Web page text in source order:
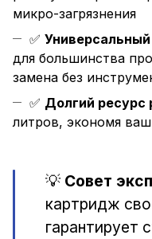
микро-загрязнения
✅
для большинства
замена без
✅ Долгий ресурс
литров, экономя
💡 Совет
картридж
гарантирует